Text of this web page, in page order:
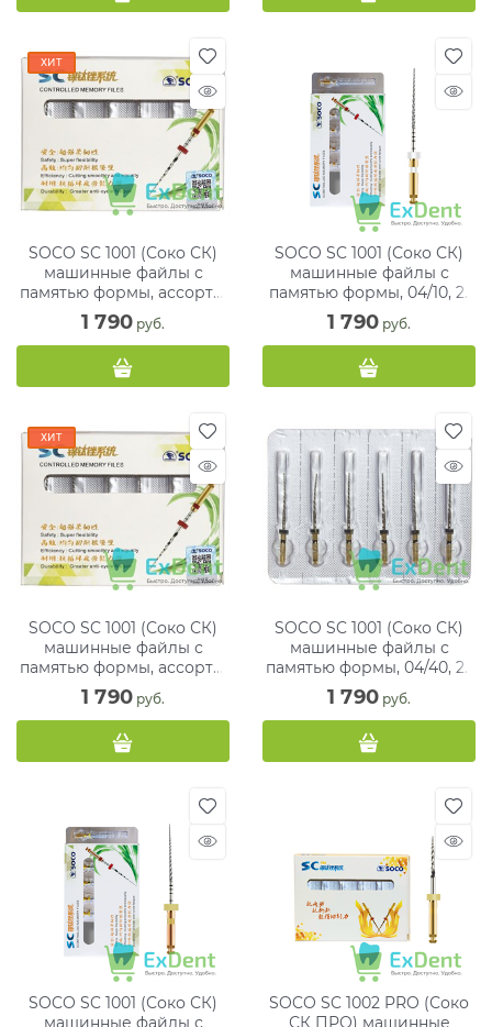
ХИТ
SOCO SC 1001 (Соко СК)
машинные файлы с
памятью формы, ассорти,
25 мм, блистер (6 шт)
1 790 руб.
SOCO SC 1001 (Соко СК)
машинные файлы с
памятью формы, 04/10, 21
мм, блистер (6 шт)
1 790 руб.
ХИТ
SOCO SC 1001 (Соко СК)
машинные файлы с
памятью формы, ассорти,
21 мм, блистер (6 шт)
1 790 руб.
SOCO SC 1001 (Соко СК)
машинные файлы с
памятью формы, 04/40, 25
мм, блистер (6 шт)
1 790 руб.
SOCO SC 1001 (Соко СК)
машинные файлы с
SOCO SC 1002 PRO (Соко
СК ПРО) машинные